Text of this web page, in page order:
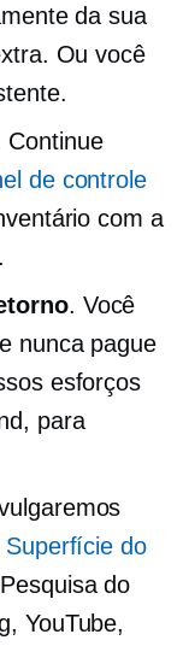
da sua
Ou você
Continue
de controle
com a
. Você
nunca pague
esforços
para
Superfície do
do
YouTube,